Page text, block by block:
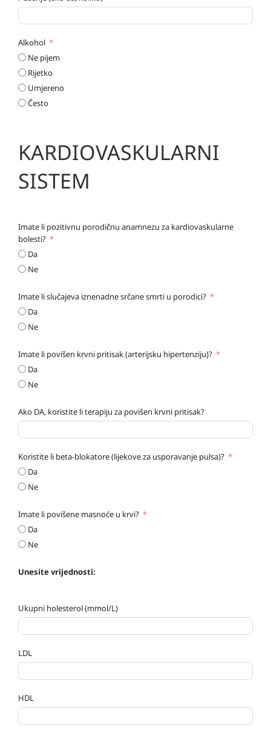
Alkohol
Ne pijem
Rijetko
Umjereno
Često
KARDIOVASKULARNI
SISTEM
Imate li pozitivnu porodičnu anamnezu za kardiovaskularne
bolesti?
Da
Ne
Imate li slučajeva iznenadne srčane smrti u porodici?
Da
Ne
Imate li povišen krvni pritisak (arterijsku hipertenziju)?
Da
Ne
Ako DA, koristite li terapiju za povišen krvni pritisak?
Koristite li beta-blokatore (lijekove za usporavanje pulsa)?
Da
Ne
Imate li povišene masnoće u krvi?
Da
Ne
Unesite vrijednosti:
Ukupni holesterol (mmol/L)
LDL
HDL